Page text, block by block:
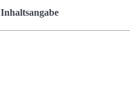
Inhaltsangabe